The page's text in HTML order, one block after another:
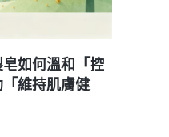
如何溫和「控
維持肌膚健